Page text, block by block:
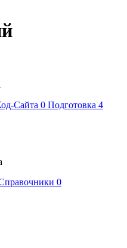
Сайта 0 Подготовка 4
0